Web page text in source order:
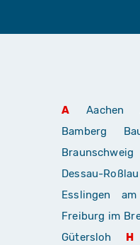
A Aachen
Bamberg
Braunschweig
Dessau-Roßlau
Esslingen
Freiburg im
Gütersloh
H